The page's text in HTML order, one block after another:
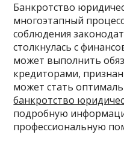
Банкротство
многоэтапный
соблюдения
столкнулась с
может выполнить
кредиторами,
может стать
банкротство
подробную
профессиональную